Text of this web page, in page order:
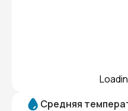
Средняя